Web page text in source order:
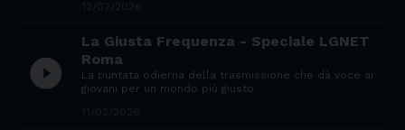
play_circle_filled
La Giusta Frequenza - Speciale LGNET
Roma
La puntata odierna della trasmissione che dà voce ai
giovani per un mondo più giusto